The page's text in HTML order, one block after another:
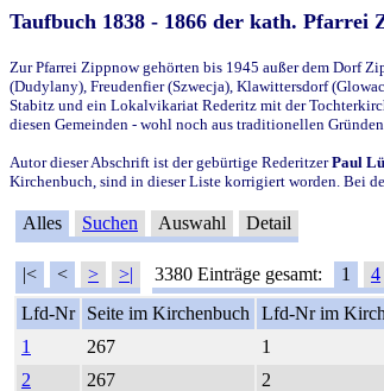
Taufbuch 1838 - 1866 der kath. Pfarrei
Zur Pfarrei Zippnow gehörten bis 1945 außer dem Dorf
(Dudylany), Freudenfier (Szwecja), Klawittersdorf
Stabitz und ein Lokalvikariat Rederitz mit der
diesen Gemeinden - wohl noch aus traditionellen
Autor dieser Abschrift ist der gebürtige RederitzerPaul
Kirchenbuch, sind in dieser Liste korrigiert worden. Bei
Alles Suchen Auswahl Detail
|< < > >| 3380 Einträge gesamt: 1 4
Lfd-Nr
Seite im Kirchenbuch Lfd-Nr im
1
267 1
2
267 2